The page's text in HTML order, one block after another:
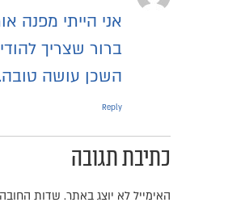
אני הייתי מפנה
ברור שצריך
השכן עושה
Reply
כתיבת תגובה
האימייל לא יוצג באתר. שדות